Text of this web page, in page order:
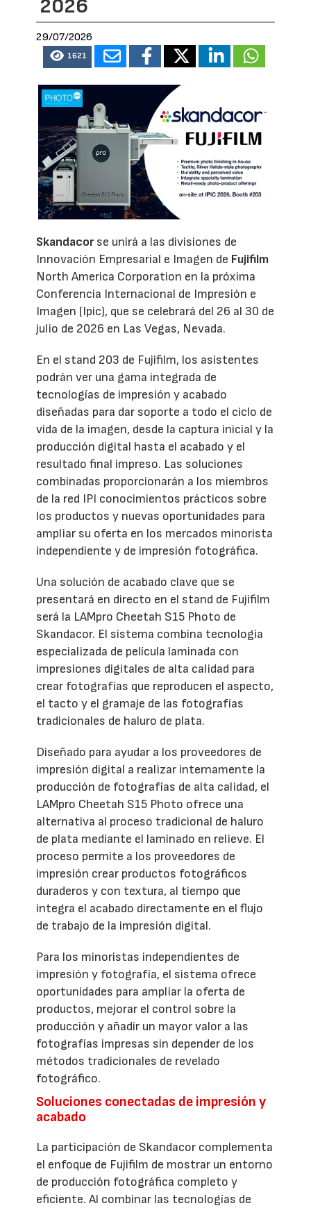
2026
29/07/2026
1621
Skandacorse unirá a las divisiones de
Innovación Empresarial e Imagen de Fujifilm
North America Corporation en la próxima
Conferencia Internacional de Impresión e
Imagen (Ipic), que se celebrará del 26 al 30 de
julio de 2026 en Las Vegas, Nevada.
En el stand 203 de Fujifilm, los asistentes
podrán ver una gama integrada de
tecnologías de impresión y acabado
diseñadas para dar soporte a todo el ciclo de
vida de la imagen, desde la captura inicial y la
producción digital hasta el acabado y el
resultado final impreso. Las soluciones
combinadas proporcionarán a los miembros
de la red IPI conocimientos prácticos sobre
los productos y nuevas oportunidades para
ampliar su oferta en los mercados minorista
independiente y de impresión fotográfica.
Una solución de acabado clave que se
presentará en directo en el stand de Fujifilm
será la LAMpro Cheetah S15 Photo de
Skandacor. El sistema combina tecnología
especializada de película laminada con
impresiones digitales de alta calidad para
crear fotografías que reproducen el aspecto,
el tacto y el gramaje de las fotografías
tradicionales de haluro de plata.
Diseñado para ayudar a los proveedores de
impresión digital a realizar internamente la
producción de fotografías de alta calidad, el
LAMpro Cheetah S15 Photo ofrece una
alternativa al proceso tradicional de haluro
de plata mediante el laminado en relieve. El
proceso permite a los proveedores de
impresión crear productos fotográficos
duraderos y con textura, al tiempo que
integra el acabado directamente en el flujo
de trabajo de la impresión digital.
Para los minoristas independientes de
impresión y fotografía, el sistema ofrece
oportunidades para ampliar la oferta de
productos, mejorar el control sobre la
producción y añadir un mayor valor a las
fotografías impresas sin depender de los
métodos tradicionales de revelado
fotográfico.
Soluciones conectadas de impresión y
acabado
La participación de Skandacor complementa
el enfoque de Fujifilm de mostrar un entorno
de producción fotográfica completo y
eficiente. Al combinar las tecnologías de